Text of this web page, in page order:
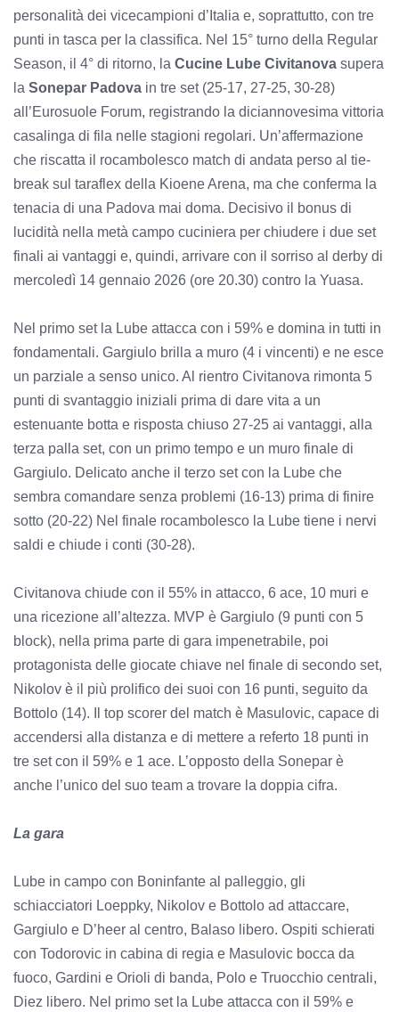
personalità dei vicecampioni d’Italia e, soprattutto, con tre
punti in tasca per la classifica. Nel 15° turno della Regular
Season, il 4° di ritorno, la Cucine Lube Civitanova supera
la Sonepar Padova in tre set (25-17, 27-25, 30-28)
all’Eurosuole Forum, registrando la diciannovesima vittoria
casalinga di fila nelle stagioni regolari. Un’affermazione
che riscatta il rocambolesco match di andata perso al tie-
break sul taraflex della Kioene Arena, ma che conferma la
tenacia di una Padova mai doma. Decisivo il bonus di
lucidità nella metà campo cuciniera per chiudere i due set
finali ai vantaggi e, quindi, arrivare con il sorriso al derby di
mercoledì 14 gennaio 2026 (ore 20.30) contro la Yuasa.
Nel primo set la Lube attacca con i 59% e domina in tutti in
fondamentali. Gargiulo brilla a muro (4 i vincenti) e ne esce
un parziale a senso unico. Al rientro Civitanova rimonta 5
punti di svantaggio iniziali prima di dare vita a un
estenuante botta e risposta chiuso 27-25 ai vantaggi, alla
terza palla set, con un primo tempo e un muro finale di
Gargiulo. Delicato anche il terzo set con la Lube che
sembra comandare senza problemi (16-13) prima di finire
sotto (20-22) Nel finale rocambolesco la Lube tiene i nervi
saldi e chiude i conti (30-28).
Civitanova chiude con il 55% in attacco, 6 ace, 10 muri e
una ricezione all’altezza. MVP è Gargiulo (9 punti con 5
block), nella prima parte di gara impenetrabile, poi
protagonista delle giocate chiave nel finale di secondo set,
Nikolov è il più prolifico dei suoi con 16 punti, seguito da
Bottolo (14). Il top scorer del match è Masulovic, capace di
accendersi alla distanza e di mettere a referto 18 punti in
tre set con il 59% e 1 ace. L’opposto della Sonepar è
anche l’unico del suo team a trovare la doppia cifra.
La gara
Lube in campo con Boninfante al palleggio, gli
schiacciatori Loeppky, Nikolov e Bottolo ad attaccare,
Gargiulo e D’heer al centro, Balaso libero. Ospiti schierati
con Todorovic in cabina di regia e Masulovic bocca da
fuoco, Gardini e Orioli di banda, Polo e Truocchio centrali,
Diez libero. Nel primo set la Lube attacca con il 59% e